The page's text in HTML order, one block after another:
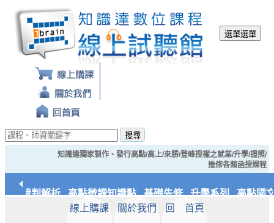
選單選單
搜尋
知識達獨家製作、發行高點/高上/來勝/登峰授權之就業/升學/證照/
進修各類函授課程
典裁判解析 高點微課知識點 基礎先修 升學系列 高點國文
知識達文化
線上購課 關於我們 回 首頁